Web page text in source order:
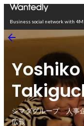
Business social network with
Yoshiko
シマダグループ 人事
広報